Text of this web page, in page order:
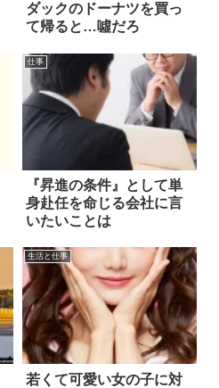
ダックのドーナツを買っ
て帰ると…噓だろ
仕事
『昇進の条件』として単
身赴任を命じる会社に言
いたいことは
生活と仕事
若くて可愛い女の子に対